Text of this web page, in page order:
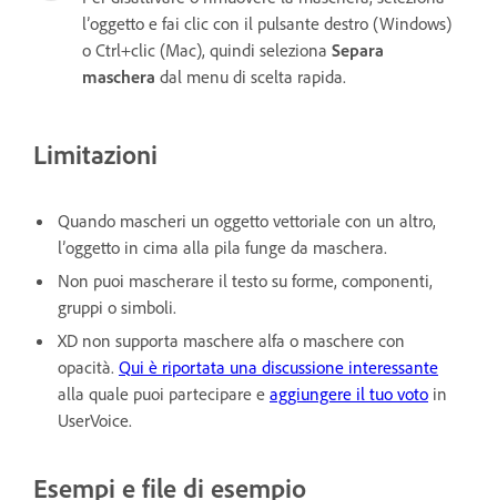
l’oggetto e fai clic con il pulsante destro (Windows)
o Ctrl+clic (Mac), quindi seleziona Separa
maschera dal menu di scelta rapida.
Limitazioni
Quando mascheri un oggetto vettoriale con un altro,
l’oggetto in cima alla pila funge da maschera.
Non puoi mascherare il testo su forme, componenti,
gruppi o simboli.
XD non supporta maschere alfa o maschere con
opacità. Qui è riportata una discussione interessante
alla quale puoi partecipare e aggiungere il tuo voto in
UserVoice.
Esempi e file di esempio